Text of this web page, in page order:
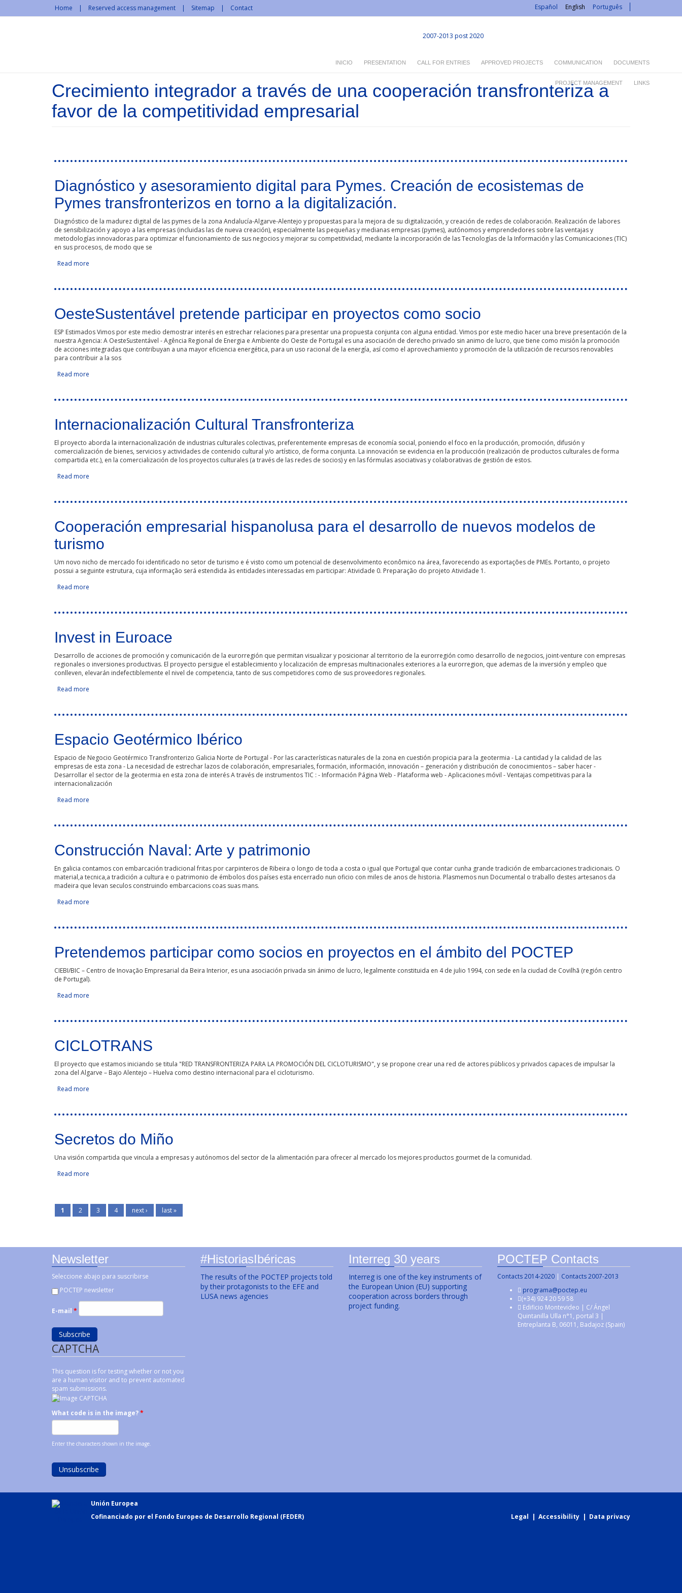
Skip to main contentHome Reserved access management Sitemap Contact Español English Português
INICIO PRESENTATION CALL FOR ENTRIES APPROVED PROJECTS COMMUNICATION DOCUMENTS
PROJECT MANAGEMENT LINKS
2007-2013 post 2020
Crecimiento integrador a través de una cooperación transfronteriza a
favor de la competitividad empresarial
Diagnóstico y asesoramiento digital para Pymes. Creación de ecosistemas de
Pymes transfronterizos en torno a la digitalización.
Diagnóstico de la madurez digital de las pymes de la zona Andalucía-Algarve-Alentejo y propuestas para la mejora de su digitalización, y creación de redes de colaboración. Realización de labores
de sensibilización y apoyo a las empresas (incluidas las de nueva creación), especialmente las pequeñas y medianas empresas (pymes), autónomos y emprendedores sobre las ventajas y
metodologías innovadoras para optimizar el funcionamiento de sus negocios y mejorar su competitividad, mediante la incorporación de las Tecnologías de la Información y las Comunicaciones (TIC)
en sus procesos, de modo que se
Read more
OesteSustentável pretende participar en proyectos como socio
ESP Estimados Vimos por este medio demostrar interés en estrechar relaciones para presentar una propuesta conjunta con alguna entidad. Vimos por este medio hacer una breve presentación de la
nuestra Agencia: A OesteSustentável - Agência Regional de Energia e Ambiente do Oeste de Portugal es una asociación de derecho privado sin animo de lucro, que tiene como misión la promoción
de acciones integradas que contribuyan a una mayor eficiencia energética, para un uso racional de la energía, así como el aprovechamiento y promoción de la utilización de recursos renovables
para contribuir a la sos
Read more
Internacionalización Cultural Transfronteriza
El proyecto aborda la internacionalización de industrias culturales colectivas, preferentemente empresas de economía social, poniendo el foco en la producción, promoción, difusión y
comercialización de bienes, servicios y actividades de contenido cultural y/o artístico, de forma conjunta. La innovación se evidencia en la producción (realización de productos culturales de forma
compartida etc.), en la comercialización de los proyectos culturales (a través de las redes de socios) y en las fórmulas asociativas y colaborativas de gestión de estos.
Read more
Cooperación empresarial hispanolusa para el desarrollo de nuevos modelos de
turismo
Um novo nicho de mercado foi identificado no setor de turismo e é visto como um potencial de desenvolvimento econômico na área, favorecendo as exportações de PMEs. Portanto, o projeto
possui a seguinte estrutura, cuja informação será estendida às entidades interessadas em participar: Atividade 0. Preparação do projeto Atividade 1.
Read more
Invest in Euroace
Desarrollo de acciones de promoción y comunicación de la eurorregión que permitan visualizar y posicionar al territorio de la eurorregión como desarrollo de negocios, joint-venture con empresas
regionales o inversiones productivas. El proyecto persigue el establecimiento y localización de empresas multinacionales exteriores a la eurorregion, que ademas de la inversión y empleo que
conlleven, elevarán indefectiblemente el nivel de competencia, tanto de sus competidores como de sus proveedores regionales.
Read more
Espacio Geotérmico Ibérico
Espacio de Negocio Geotérmico Transfronterizo Galicia Norte de Portugal - Por las características naturales de la zona en cuestión propicia para la geotermia - La cantidad y la calidad de las
empresas de esta zona - La necesidad de estrechar lazos de colaboración, empresariales, formación, información, innovación – generación y distribución de conocimientos – saber hacer -
Desarrollar el sector de la geotermia en esta zona de interés A través de instrumentos TIC : - Información Página Web - Plataforma web - Aplicaciones móvil - Ventajas competitivas para la
internacionalización
Read more
Construcción Naval: Arte y patrimonio
En galicia contamos con embarcación tradicional fritas por carpinteros de Ribeira o longo de toda a costa o igual que Portugal que contar cunha grande tradición de embarcaciones tradicionais. O
material,a tecnica,a tradición a cultura e o patrimonio de émbolos dos países esta encerrado nun oficio con miles de anos de historia. Plasmemos nun Documental o traballo destes artesanos da
madeira que levan seculos construindo embarcacions coas suas mans.
Read more
Pretendemos participar como socios en proyectos en el ámbito del POCTEP
CIEBI/BIC – Centro de Inovação Empresarial da Beira Interior, es una asociación privada sin ánimo de lucro, legalmente constituida en 4 de julio 1994, con sede en la ciudad de Covilhã (región centro
de Portugal).
Read more
CICLOTRANS
El proyecto que estamos iniciando se titula "RED TRANSFRONTERIZA PARA LA PROMOCIÓN DEL CICLOTURISMO", y se propone crear una red de actores públicos y privados capaces de impulsar la
zona del Algarve – Bajo Alentejo – Huelva como destino internacional para el cicloturismo.
Read more
Secretos do Miño
Una visión compartida que vincula a empresas y autónomos del sector de la alimentación para ofrecer al mercado los mejores productos gourmet de la comunidad.
Read more
1 2 3 4 next › last »
Newsletter
Seleccione abajo para suscribirse
POCTEP newsletter
E-mail *
CAPTCHA
This question is for testing whether or not you
are a human visitor and to prevent automated
spam submissions.
What code is in the image?*
Enter the characters shown in the image.
#HistoriasIbéricas
The results of the POCTEP projects told
by their protagonists to the EFE and
LUSA news agencies
Interreg 30 years
Interreg is one of the key instruments of
the European Union (EU) supporting
cooperation across borders through
project funding.
POCTEP Contacts
Contacts 2014-2020| Contacts 2007-2013
programa@poctep.eu
(+34) 924 20 59 58
Edificio Montevideo | C/ Ángel
Quintanilla Ulla n°1, portal 3 |
Entreplanta B, 06011, Badajoz (Spain)
Unión Europea
Cofinanciado por el Fondo Europeo de Desarrollo Regional (FEDER)
Legal | Accessibility | Data privacy